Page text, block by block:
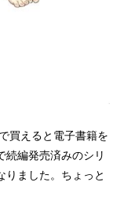
買えると電子書籍を
続編発売済みのシリ
りました。ちょっと